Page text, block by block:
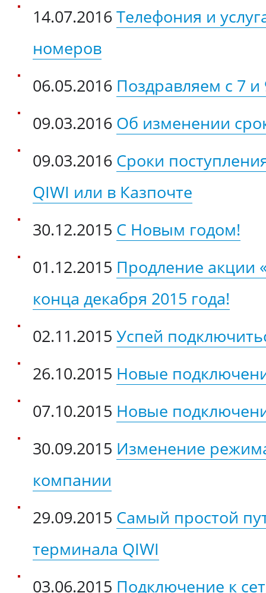
14.07.2016 Телефония и
номеров
06.05.2016 Поздравляем с 7 и
09.03.2016 Об изменении
09.03.2016 Сроки
QIWI или в Казпочте
30.12.2015 С Новым годом!
01.12.2015 Продление акции
конца декабря 2015 года!
02.11.2015 Успей
26.10.2015 Новые
07.10.2015 Новые
30.09.2015 Изменение
компании
29.09.2015 Самый простой
терминала QIWI
03.06.2015 Подключение к